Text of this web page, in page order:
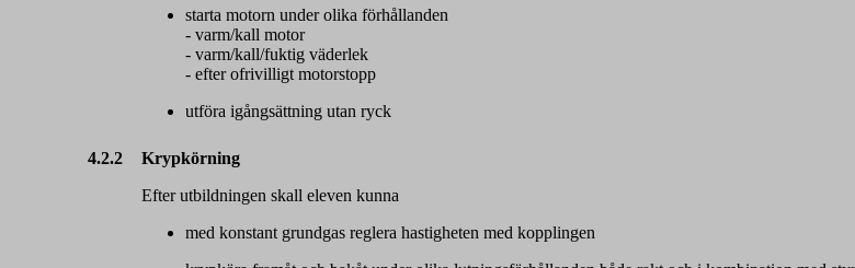
starta motorn under olika förhållanden
- varm/kall motor
- varm/kall/fuktig väderlek
- efter ofrivilligt motorstopp
utföra igångsättning utan ryck
4.2.2
Krypkörning
Efter utbildningen skall eleven kunna
med konstant grundgas reglera hastigheten med kopplingen